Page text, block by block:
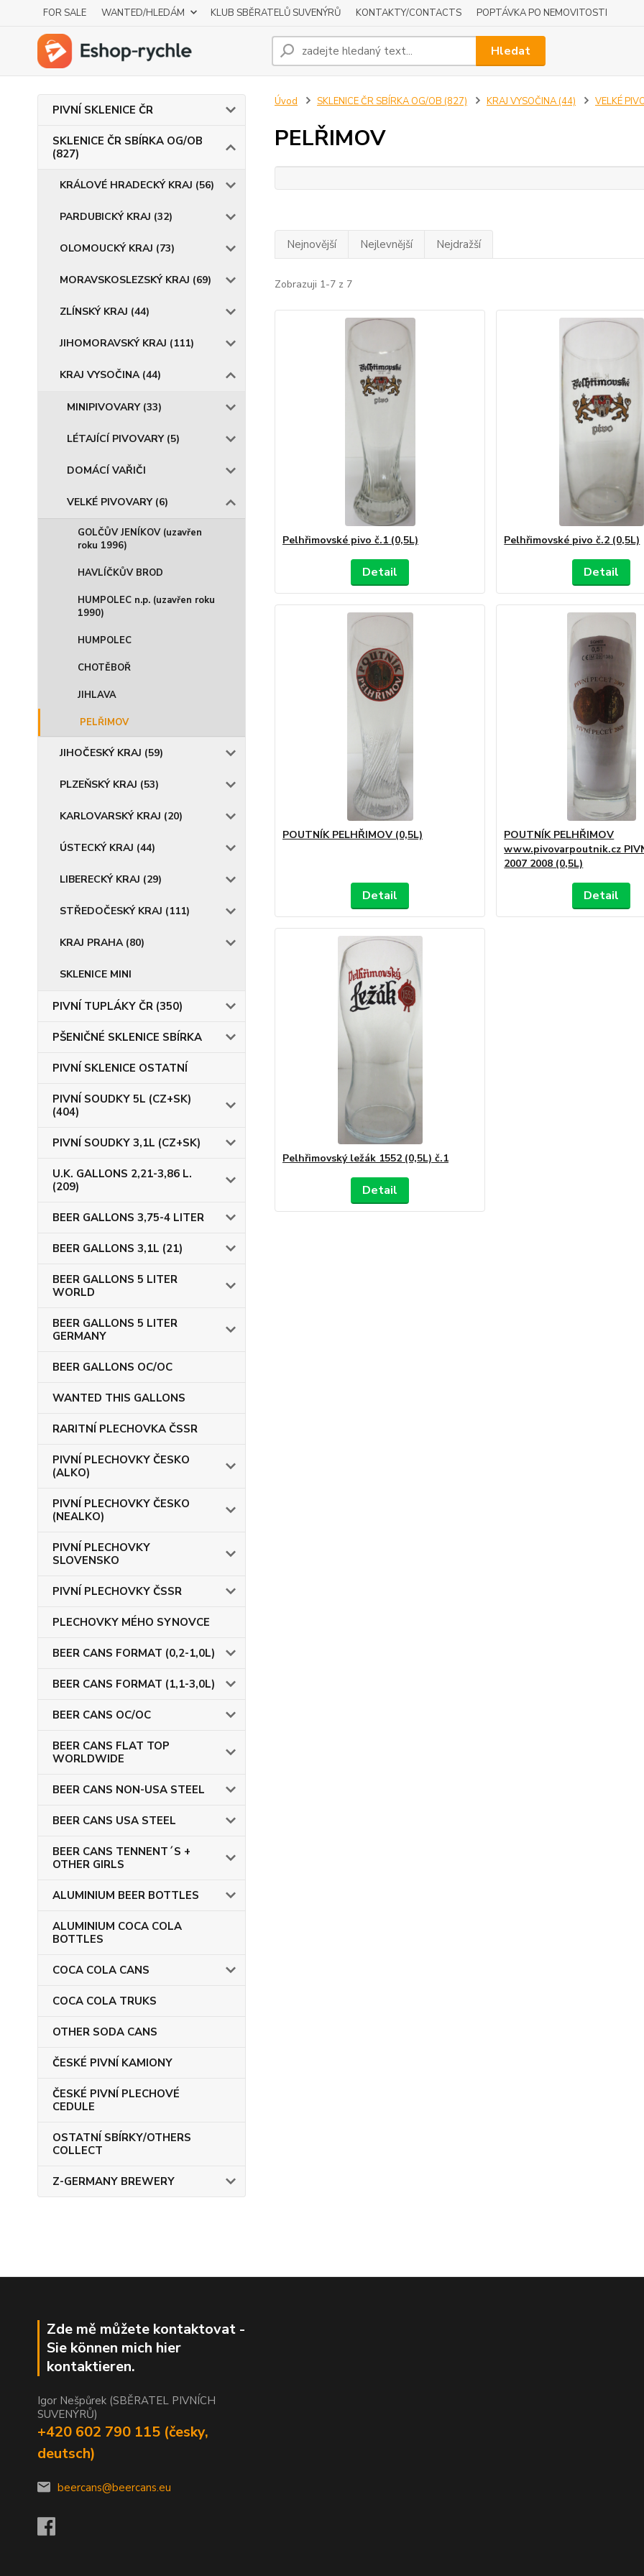
FOR SALE WANTED/HLEDÁM KLUB SBĚRATELŮ SUVENÝRŮ KONTAKTY/CONTACTS POPTÁVKA PO NEMOVITOSTI
Hledat
PIVNÍ SKLENICE ČR
SKLENICE ČR SBÍRKA OG/OB
(827)
KRÁLOVÉ HRADECKÝ KRAJ (56)
PARDUBICKÝ KRAJ (32)
OLOMOUCKÝ KRAJ (73)
MORAVSKOSLEZSKÝ KRAJ (69)
ZLÍNSKÝ KRAJ (44)
JIHOMORAVSKÝ KRAJ (111)
KRAJ VYSOČINA (44)
MINIPIVOVARY (33)
LÉTAJÍCÍ PIVOVARY (5)
DOMÁCÍ VAŘIČI
VELKÉ PIVOVARY (6)
GOLČŮV JENÍKOV (uzavřen
roku 1996)
HAVLÍČKŮV BROD
HUMPOLEC n.p. (uzavřen roku
1990)
HUMPOLEC
CHOTĚBOŘ
JIHLAVA
PELŘIMOV
JIHOČESKÝ KRAJ (59)
PLZEŇSKÝ KRAJ (53)
KARLOVARSKÝ KRAJ (20)
ÚSTECKÝ KRAJ (44)
LIBERECKÝ KRAJ (29)
STŘEDOČESKÝ KRAJ (111)
KRAJ PRAHA (80)
SKLENICE MINI
PIVNÍ TUPLÁKY ČR (350)
PŠENIČNÉ SKLENICE SBÍRKA
PIVNÍ SKLENICE OSTATNÍ
PIVNÍ SOUDKY 5L (CZ+SK)
(404)
PIVNÍ SOUDKY 3,1L (CZ+SK)
U.K. GALLONS 2,21-3,86 L.
(209)
BEER GALLONS 3,75-4 LITER
BEER GALLONS 3,1L (21)
BEER GALLONS 5 LITER
WORLD
BEER GALLONS 5 LITER
GERMANY
BEER GALLONS OC/OC
WANTED THIS GALLONS
RARITNÍ PLECHOVKA ČSSR
PIVNÍ PLECHOVKY ČESKO
(ALKO)
PIVNÍ PLECHOVKY ČESKO
(NEALKO)
PIVNÍ PLECHOVKY
SLOVENSKO
PIVNÍ PLECHOVKY ČSSR
PLECHOVKY MÉHO SYNOVCE
BEER CANS FORMAT (0,2-1,0L)
BEER CANS FORMAT (1,1-3,0L)
BEER CANS OC/OC
BEER CANS FLAT TOP
WORLDWIDE
BEER CANS NON-USA STEEL
BEER CANS USA STEEL
BEER CANS TENNENT´S +
OTHER GIRLS
ALUMINIUM BEER BOTTLES
ALUMINIUM COCA COLA
BOTTLES
COCA COLA CANS
COCA COLA TRUKS
OTHER SODA CANS
ČESKÉ PIVNÍ KAMIONY
ČESKÉ PIVNÍ PLECHOVÉ
CEDULE
OSTATNÍ SBÍRKY/OTHERS
COLLECT
Z-GERMANY BREWERY
Úvod SKLENICE ČR SBÍRKA OG/OB (827) KRAJ VYSOČINA (44) VELKÉ
PELŘIMOV
Nejnovější Nejlevnější Nejdražší
Zobrazuji 1-7 z 7
Pelhřimovské pivo č.1 (0,5L)
Detail
Pelhřimovské pivo č.2 (0,5L)
Detail
POUTNÍK PELHŘIMOV (0,5L)
Detail
POUTNÍK PELHŘIMOV
www.pivovarpoutnik.cz
2007 2008 (0,5L)
Detail
Pelhřimovský ležák 1552 (0,5L) č.1
Detail
Zde mě můžete kontaktovat -
Sie können mich hier
kontaktieren.
Igor Nešpůrek (SBĚRATEL PIVNÍCH
SUVENÝRŮ)
+420 602 790 115 (česky,
deutsch)
beercans@beercans.eu